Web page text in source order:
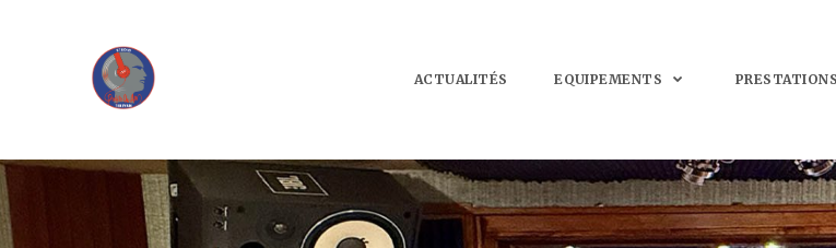
ACTUALITÉS EQUIPEMENTS PRESTATIONS